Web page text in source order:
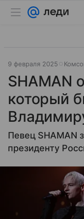
9 февраля 2025
SHAMAN
который
Певец SHAMAN
президенту